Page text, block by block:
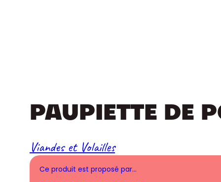
PAUPIETTE DE
Viandes et Volailles
Ce produit est proposé par…